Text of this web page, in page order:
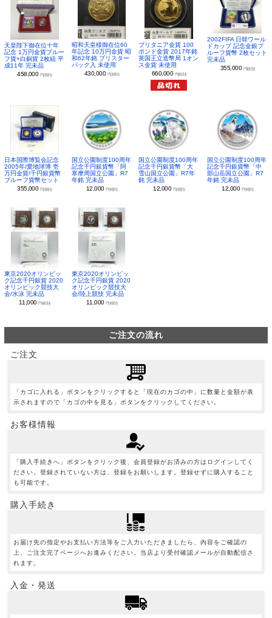
天皇陛下御在位十年
記念 1万円金貨プルー
フ貨+白銅貨 2枚組 平
成11年 完未品
458,000 円(税別)
昭和天皇様御在位60
年記念 10万円金貨 昭
和62年銘 ブリスター
パック入 未使用
430,000 円(税別)
ブリタニア金貨 100
ポンド金貨 2017年銘
英国王立造幣局 1オン
ス金貨 未使用
660,000 円(税別)
2002FIFA 日韓ワール
ドカップ 記念金銀プ
ルーフ貨幣 2枚セット
完未品
355,000 円(税別)
日本国際博覧会記念
2005年/愛地球博 壱
万円金貨/千円銀貨幣
プルーフ貨幣セット
355,000 円(税別)
国立公園制度100周年
記念千円銀貨幣「阿
寒摩周国立公園」R7
年銘 完未品
12,000 円(税別)
国立公園制度100周年
記念千円銀貨幣「大
雪山国立公園」R7年
銘 完未品
12,000 円(税別)
国立公園制度100周年
記念千円銀貨幣「中
部山岳国立公園」R7
年銘 完未品
12,000 円(税別)
東京2020オリンピッ
ク記念千円銀貨 2020
オリンピック競技大
会/水泳 完未品
11,000円(税別)
東京2020オリンピッ
ク記念千円銀貨 2020
オリンピック競技大
会/陸上競技 完未品
11,000 円(税別)
ご注文の流れ
ご注文
「カゴに入れる」ボタンをクリックすると「現在のカゴの中」に数量と金額が表
示されますので「カゴの中を見る」ボタンをクリックしてください。
お客様情報
「購入手続きへ」ボタンをクリック後、会員登録がお済みの方はログインしてく
ださい。登録されていない方は、登録をお願いします。登録せずに購入すること
も可能です。
購入手続き
お届け先の指定やお支払い方法等をご入力いただきましたら、内容をご確認の
上、ご注文完了ページへお進みください。当店より受付確認メールが自動配信さ
れます。
入金・発送